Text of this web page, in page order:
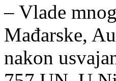
– Vlade
Mađarske,
nakon